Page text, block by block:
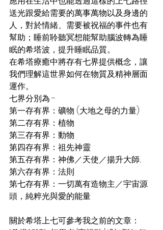
送光跟愛給需要的萬事萬物以及身邊的
人，對於情緒、需要被祝福的事件也有
幫助；睡前聆聽冥想能幫助腦波轉為睡
眠的希塔波，提升睡眠品質。
在希塔療癒中將存有七界提供概念，讓
我們理解這世界如何在物質及精神層面
運作。
七界分別為 -
第一存有界：礦物 (大地之母的力量)
第二存有界：植物
第三存有界：動物
第四存有界：祖先神靈
第五存有界：神佛／天使／揚升大師...
第六存有界：法則
第七存有界：一切萬有造物主／宇宙源
頭，純粹光與愛的能量
關於希塔上七可參考我之前的文章：